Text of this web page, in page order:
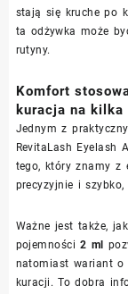
stają się kruche po
ta odżywka może
rutyny.
Komfort
kuracja na
Jednym z
RevitaLash Eyelash
tego, który znamy z
precyzyjnie i
Ważne jest także,
pojemności2 ml
natomiast wariant o
kuracji. To dobra